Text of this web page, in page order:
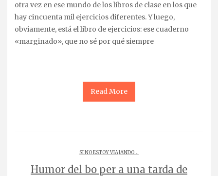
otra vez en ese mundo de los libros de clase en los que
hay cincuenta mil ejercicios diferentes. Y luego,
obviamente, está el libro de ejercicios: ese cuaderno
«marginado», que no sé por qué siempre
Read More
SI NO ESTOY VIAJANDO...
Humor del bo per a una tarda de